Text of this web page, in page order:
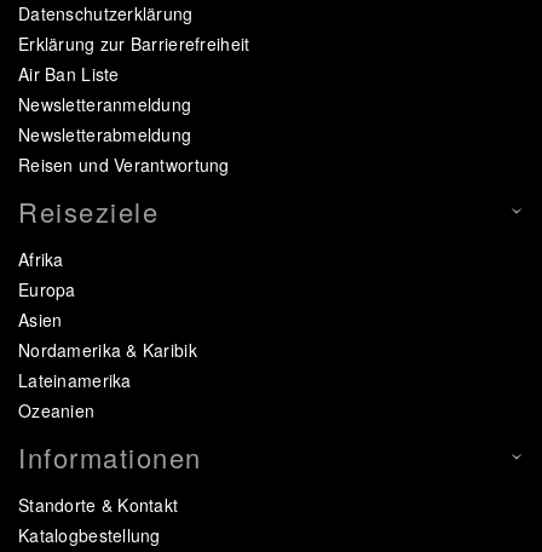
Datenschutzerklärung
Erklärung zur Barrierefreiheit
Air Ban Liste
Newsletteranmeldung
Newsletterabmeldung
Reisen und Verantwortung
Reiseziele
Afrika
Europa
Asien
Nordamerika & Karibik
Lateinamerika
Ozeanien
Informationen
Standorte & Kontakt
Katalogbestellung